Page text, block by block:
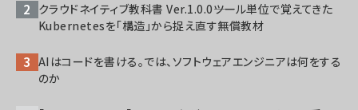
クラウドネイティブ教科書 Ver.1.0.0――ツール単位で覚えてきた
Kubernetesを「構造」から捉え直す無償教材
AIはコードを書ける。では、ソフトウェアエンジニアは何をする
のか